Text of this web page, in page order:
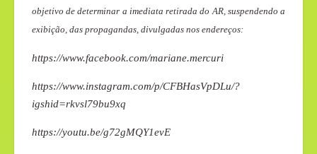
objetivo de determinar a imediata retirada do AR, suspendendo a
exibição, das propagandas, divulgadas nos endereços:
https://www.facebook.com/mariane.mercuri
https://www.instagram.com/p/CFBHasVpDLu/?
igshid=rkvsl79bu9xq
https://youtu.be/g72gMQY1evE